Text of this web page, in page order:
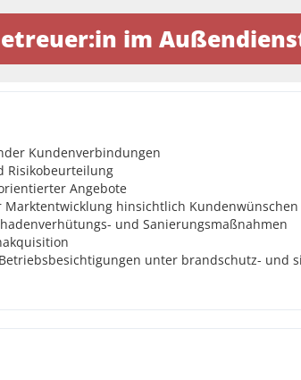
im
Kundenverbindungen
Risikobeurteilung
Angebote
hinsichtlich Kundenwünschen
und Sanierungsmaßnahmen
unter brandschutz- und